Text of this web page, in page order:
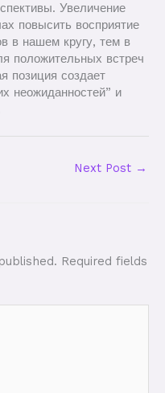
Увеличение
повысить восприятие
в нашем кругу, тем в
положительных встреч
позиция создает
неожиданностей” и
Next Post →
Required fields